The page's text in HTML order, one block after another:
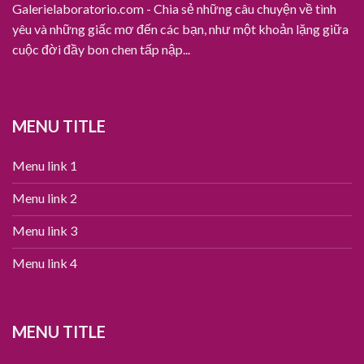
Galerielaboratorio.com - Chia sẻ những câu chuyện về tình
yêu và những giấc mơ đến các bạn, như một khoản lặng giữa
cuộc đời đầy bon chen tấp nập...
MENU TITLE
Menu link 1
Menu link 2
Menu link 3
Menu link 4
MENU TITLE